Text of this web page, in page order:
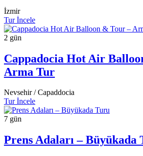
İzmir
Tur İncele
2 gün
Cappadocia Hot Air
Arma Tur
Nevsehir / Capaddocia
Tur İncele
7 gün
Prens Adaları – Büyükada